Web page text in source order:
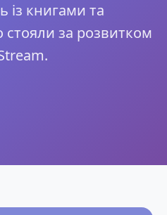
із книгами та
за розвитком